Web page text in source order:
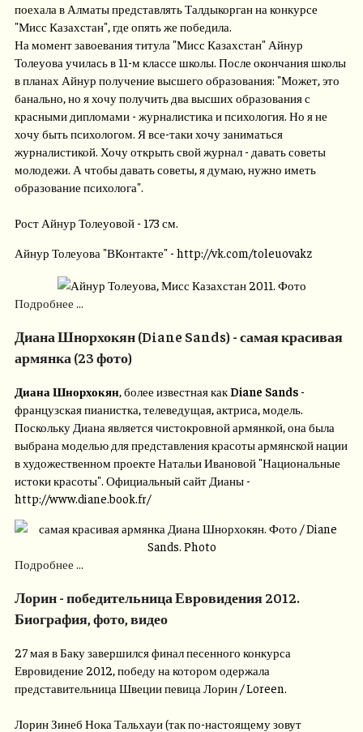
поехала в Алматы представлять Талдыкорган на конкурсе
"Мисс Казахстан", где опять же победила.
На момент завоевания титула "Мисс Казахстан" Айнур
Толеуова училась в 11-м классе школы. После окончания школы
в планах Айнур получение высшего образования: "Может, это
банально, но я хочу получить два высших образования с
красными дипломами - журналистика и психология. Но я не
хочу быть психологом. Я все-таки хочу заниматься
журналистикой. Хочу открыть свой журнал - давать советы
молодежи. А чтобы давать советы, я думаю, нужно иметь
образование психолога".
Рост Айнур Толеуовой - 173 см.
Айнур Толеуова "ВКонтакте" - http://vk.com/toleuovakz
Подробнее ...
Диана Шнорхокян (Diane Sands) - самая красивая
армянка (23 фото)
Диана Шнорхокян , более известная какDiane Sands -
французская пианистка, телеведущая, актриса, модель.
Поскольку Диана является чистокровной армянкой, она была
выбрана моделью для представления красоты армянской нации
в художественном проекте Натальи Ивановой "Национальные
истоки красоты". Официальный сайт Дианы -
http://www.diane.book.fr/
Подробнее ...
Лорин - победительница Евровидения 2012.
Биография, фото, видео
27 мая в Баку завершился финал песенного конкурса
Евровидение 2012, победу на котором одержала
представительница Швеции певица Лорин / Loreen.
Лорин Зинеб Нока Тальхауи (так по-настоящему зовут